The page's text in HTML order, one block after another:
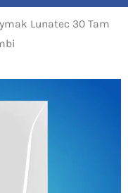
Lunatec 30 Tam